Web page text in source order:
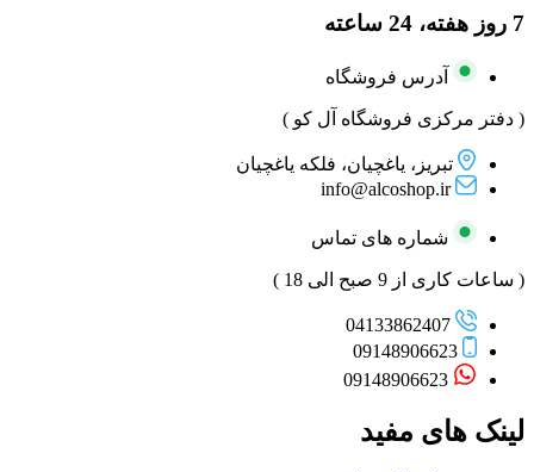
7 روز هفته، 24 ساعته
آدرس فروشگاه
( دفتر مرکزی فروشگاه آل کو )
تبریز، یاغچیان، فلکه یاغچیان
info@alcoshop.ir
شماره های تماس
( ساعات کاری از 9 صبح الی 18 )
04133862407
09148906623
09148906623
لینک های مفید